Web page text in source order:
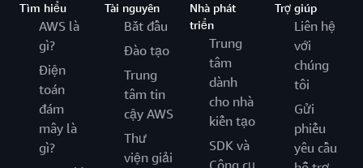
Tìm hiểu
AWS là
gì?
Điện
toán
đám
mây là
gì?
Tài nguyên
Bắt đầu
Đào tạo
Trung
tâm tin
cậy AWS
Thư
viện giải
Nhà phát
triển
Trung
tâm
dành
cho nhà
kiến tạo
SDK và
Công cụ
Trợ giúp
Liên hệ
với
chúng
tôi
Gửi
phiếu
yêu cầu